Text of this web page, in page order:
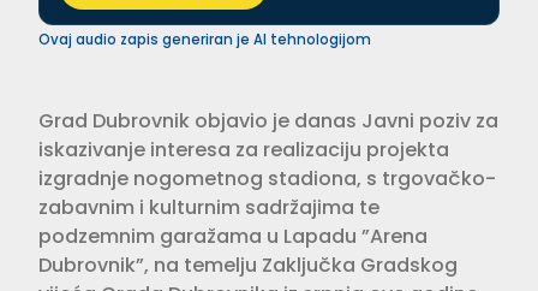
Ovaj audio zapis generiran je AI tehnologijom
Grad Dubrovnik objavio je danas Javni poziv za
iskazivanje interesa za realizaciju projekta
izgradnje nogometnog stadiona, s trgovačko-
zabavnim i kulturnim sadržajima te
podzemnim garažama u Lapadu ”Arena
Dubrovnik”, na temelju Zaključka Gradskog